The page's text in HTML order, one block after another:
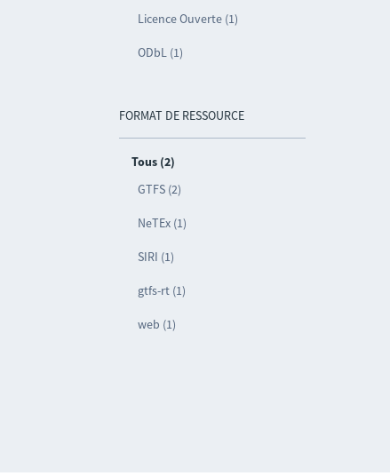
Licence Ouverte (1)
ODbL (1)
FORMAT DE RESSOURCE
Tous (2)
GTFS (2)
NeTEx (1)
SIRI (1)
gtfs-rt (1)
web (1)